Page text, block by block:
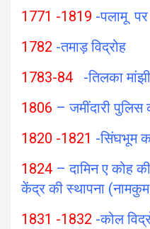
1771 -1819 -पलामू
1782 -तमाड़ विद्रोह
1783-84 -तिलका
1806 – जमींदारी
1820 -1821 -सिंघभूम
1824 – दामिन ए कोह
केंद्र की स्थापना
1831 -1832 -कोल